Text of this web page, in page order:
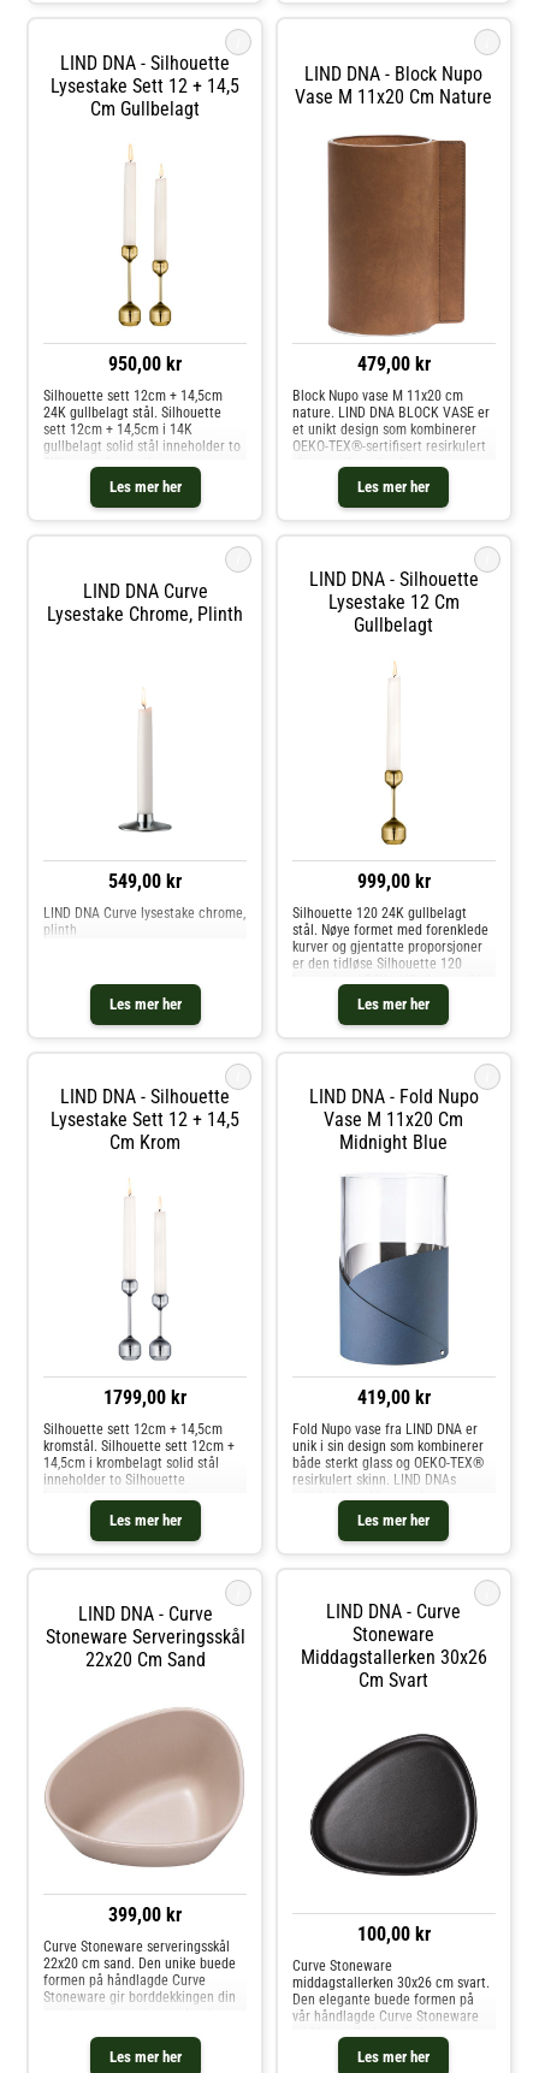
LIND DNA - Silhouette
Lysestake Sett 12 + 14,5
Cm Gullbelagt
950,00 kr
Les mer her
Silhouette sett 12cm + 14,5cm
24K gullbelagt stål. Silhouette
sett 12cm + 14,5cm i 14K
gullbelagt solid stål inneholder to
Silhouette lysestaker som passer
til tradisjonelle stearinlys så vel
som LED-lys. Plasser dem
enkeltvis eller i en samling av t
LIND DNA - Block Nupo
Vase M 11x20 Cm Nature
479,00 kr
Les mer her
Block Nupo vase M 11x20 cm
nature. LIND DNA BLOCK VASE er
et unikt design som kombinerer
OEKO-TEX®-sertifisert resirkulert
skinn med sterkt glass, noe som
gir vasen et enkelt og klassisk
utseende. Denne innovative
kombinasjonen bevarer både
LIND DNA Curve
Lysestake Chrome, Plinth
549,00 kr
Les mer her
LIND DNA Curve lysestake chrome,
plinth
LIND DNA - Silhouette
Lysestake 12 Cm
Gullbelagt
999,00 kr
Les mer her
Silhouette 120 24K gullbelagt
stål. Nøye formet med forenklede
kurver og gjentatte proporsjoner
er den tidløse Silhouette 120
stål en organisk passform for
enhver plass. Plasser den
individuelt eller i en samling med
LIND DNA - Silhouette
Lysestake Sett 12 + 14,5
Cm Krom
1799,00 kr
Les mer her
Silhouette sett 12cm + 14,5cm
kromstål. Silhouette sett 12cm +
14,5cm i krombelagt solid stål
inneholder to Silhouette
lysestaker som passer til
tradisjonelle stearinlys så vel som
LED-lys. Plasser dem enkeltvis
eller i en samling av to og opplev
LIND DNA - Fold Nupo
Vase M 11x20 Cm
Midnight Blue
419,00 kr
Les mer her
Fold Nupo vase fra LIND DNA er
unik i sin design som kombinerer
både sterkt glass og OEKO-TEX®
resirkulert skinn. LIND DNAs
resirkulerte skinn er elegant
brettet rundt den sterke
glassvasen, noe som gir et
minimalistisk og lett utseende.
LIND DNA - Curve
Stoneware Serveringsskål
22x20 Cm Sand
399,00 kr
Les mer her
Curve Stoneware serveringsskål
22x20 cm sand. Den unike buede
formen på håndlagde Curve
Stoneware gir borddekkingen din
dynamisk uttrykk. Ved å
kombinere LIND DNA spisebrikker
LIND DNA - Curve
Stoneware
Middagstallerken 30x26
Cm Svart
100,00 kr
Les mer her
Curve Stoneware
middagstallerken 30x26 cm svart.
Den elegante buede formen på
vår håndlagde Curve Stoneware
muligheten til å tilføre en ekstra
dimensjon av kurver til